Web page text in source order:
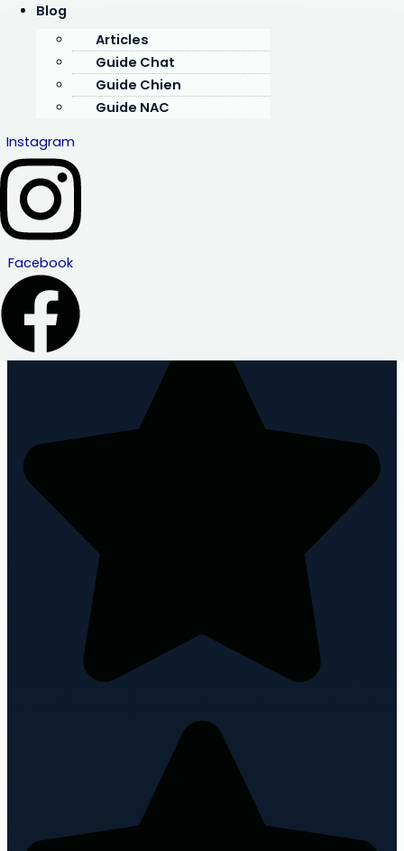
Blog
Articles
Guide Chat
Guide Chien
Guide NAC
Instagram
Facebook